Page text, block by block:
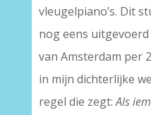
vleugelpiano’s. Dit
nog eens
van Amsterdam per
in mijn dichterlijke
regel die zegt:Als